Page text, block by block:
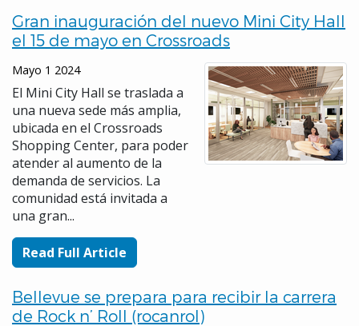
Gran inauguración del nuevo Mini City Hall
el 15 de mayo en Crossroads
Mayo 1 2024
El Mini City Hall se traslada a
una nueva sede más amplia,
ubicada en el Crossroads
Shopping Center, para poder
atender al aumento de la
demanda de servicios. La
comunidad está invitada a
una gran...
Read Full Article
Bellevue se prepara para recibir la carrera
de Rock n’ Roll (rocanrol)